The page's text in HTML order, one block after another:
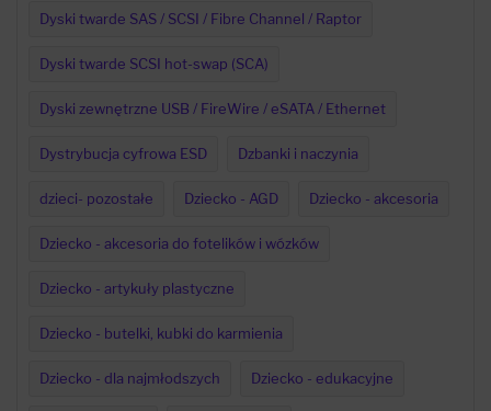
Dyski twarde SAS / SCSI / Fibre Channel / Raptor
Dyski twarde SCSI hot-swap (SCA)
Dyski zewnętrzne USB / FireWire / eSATA / Ethernet
Dystrybucja cyfrowa ESD Dzbanki i naczynia
dzieci- pozostałe Dziecko - AGD Dziecko - akcesoria
Dziecko - akcesoria do fotelików i wózków
Dziecko - artykuły plastyczne
Dziecko - butelki, kubki do karmienia
Dziecko - dla najmłodszych Dziecko - edukacyjne